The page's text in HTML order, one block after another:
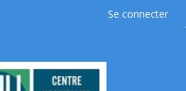
Se connecter